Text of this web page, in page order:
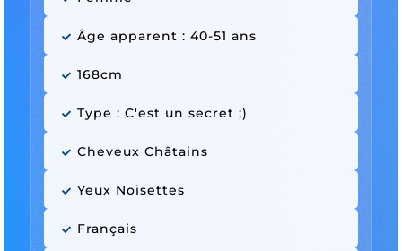
Âge apparent : 40-51 ans
168cm
Type : C'est un secret ;)
Cheveux Châtains
Yeux Noisettes
Français